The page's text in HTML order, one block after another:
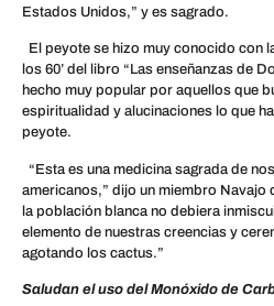
Estados Unidos,” y es sagrado.
El peyote se hizo muy conocido con
los 60’ del libro “Las enseñanzas de
hecho muy popular por aquellos que
espiritualidad y alucinaciones lo que
peyote.
“Esta es una medicina sagrada de
americanos,” dijo un miembro Navajo
la población blanca no debiera
elemento de nuestras creencias y
agotando los cactus.”
Saludan el uso del Monóxido de